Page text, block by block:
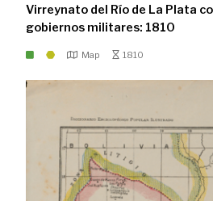
Virreynato del Río de La Plata
gobiernos militares: 1810
Map 1810